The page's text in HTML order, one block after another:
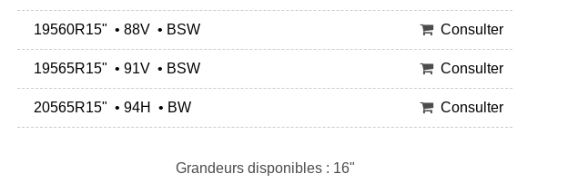
19560R15" • 88V • BSW Consulter
19565R15" • 91V • BSW Consulter
20565R15" • 94H • BW Consulter
Grandeurs disponibles : 16"